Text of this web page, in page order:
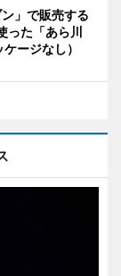
」で販売する
った「あら川
ージなし）